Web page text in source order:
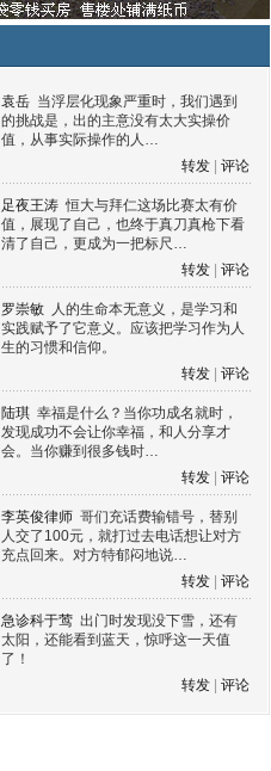
袁岳 当浮层化现象严重时，我们遇到
的挑战是，出的主意没有太大实操价
值，从事实际操作的人…
转发
评论
足夜王涛 恒大与拜仁这场比赛太有价
值，展现了自己，也终于真刀真枪下看
清了自己，更成为一把标尺…
转发
评论
罗崇敏 人的生命本无意义，是学习和
实践赋予了它意义。应该把学习作为人
生的习惯和信仰。
转发
评论
陆琪 幸福是什么？当你功成名就时，
发现成功不会让你幸福，和人分享才
会。当你赚到很多钱时…
转发
评论
李英俊律师 哥们充话费输错号，替别
人交了100元，就打过去电话想让对方
充点回来。对方特郁闷地说…
转发
评论
急诊科于莺 出门时发现没下雪，还有
太阳，还能看到蓝天，惊呼这一天值
了！
转发
评论